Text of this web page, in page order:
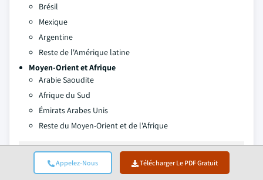
Appelez-Nous Télécharger Le PDF Gratuit
Brésil
Mexique
Argentine
Reste de l'Amérique latine
Moyen-Orient et Afrique
Arabie Saoudite
Afrique du Sud
Émirats Arabes Unis
Reste du Moyen-Orient et de l'Afrique
Auteurs:Kiran Puldinidi , Kavita Yadav